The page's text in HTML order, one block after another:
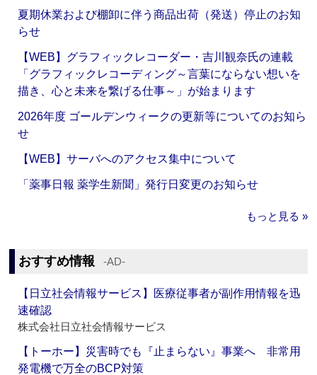
夏期休業および棚卸に伴う商品出荷（発送）停止のお知
らせ
【WEB】グラフィックレコーダー・吉川観奈氏の連載
「グラフィックレコーディング～言葉にならない想いを
描き、心と未来を繋げる仕事～」が始まります
2026年度 ゴールデンウィークの更新等についてのお知ら
せ
【WEB】サーバへのアクセス集中について
「薬事日報 薬学生新聞」発行日変更のお知らせ
もっと見る »
おすすめ情報 ‐AD‐
【日立社会情報サービス】医療従事者が副作用情報を迅
速確認
株式会社日立社会情報サービス
【トーホー】災害時でも『止まらない』事業へ 非常用
発電機で万全のBCP対策